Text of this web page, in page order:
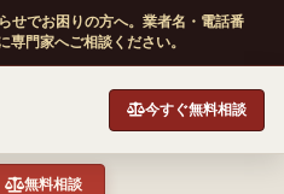
せでお困りの方へ。業者名・電話番
門家へご相談ください。
今すぐ無料相談
無料相談